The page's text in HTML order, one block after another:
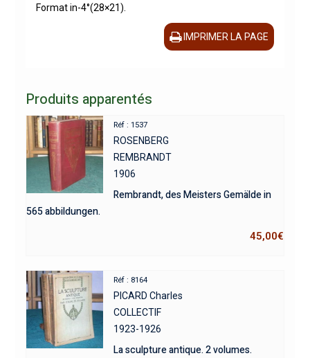
Format in-4°(28×21).
IMPRIMER LA PAGE
Produits apparentés
Réf : 1537
ROSENBERG
REMBRANDT
1906
Rembrandt, des Meisters Gemälde in
565 abbildungen.
45,00€
Réf : 8164
PICARD Charles
COLLECTIF
1923-1926
La sculpture antique. 2 volumes.